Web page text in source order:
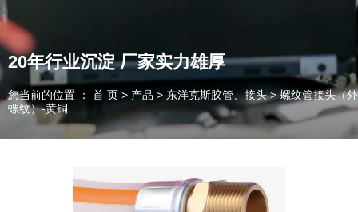
13925235098
20年行业沉淀 厂家实力雄厚
您当前的位置 ： 首 页 > 产品 > 东洋克斯胶管、接头 >螺纹管接头（外
螺纹）-黄铜